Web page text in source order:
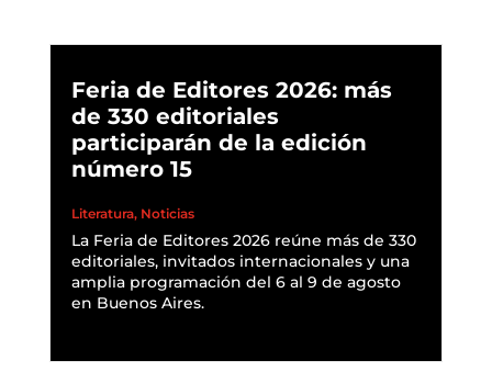
Feria de Editores 2026: más
de 330 editoriales
participarán de la edición
número 15
Literatura, Noticias
La Feria de Editores 2026 reúne más de 330
editoriales, invitados internacionales y una
amplia programación del 6 al 9 de agosto
en Buenos Aires.